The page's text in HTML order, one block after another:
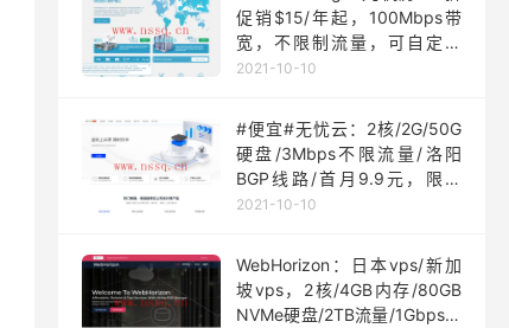
促销$15/年起，100Mbps带
宽，不限制流量，可自定义
ISO
2021-10-10
#便宜#无忧云：2核/2G/50G
硬盘/3Mbps不限流量/洛阳
BGP线路/首月9.9元，限量
200台
2021-10-10
WebHorizon：日本vps/新加
坡vps，2核/4GB内存/80GB
NVMe硬盘/2TB流量/1Gbps端